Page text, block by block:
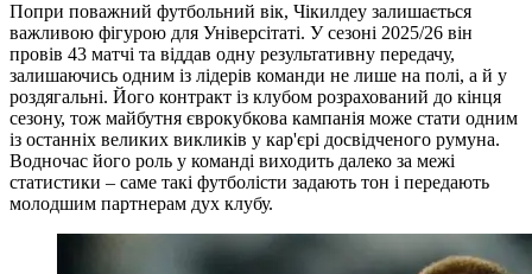
Попри поважний футбольний вік, Чікилдеу залишається
важливою фігурою для Універсітаті. У сезоні 2025/26 він
провів 43 матчі та віддав одну результативну передачу,
залишаючись одним із лідерів команди не лише на полі, а й у
роздягальні. Його контракт із клубом розрахований до кінця
сезону, тож майбутня єврокубкова кампанія може стати одним
із останніх великих викликів у кар'єрі досвідченого румуна.
Водночас його роль у команді виходить далеко за межі
статистики – саме такі футболісти задають тон і передають
молодшим партнерам дух клубу.